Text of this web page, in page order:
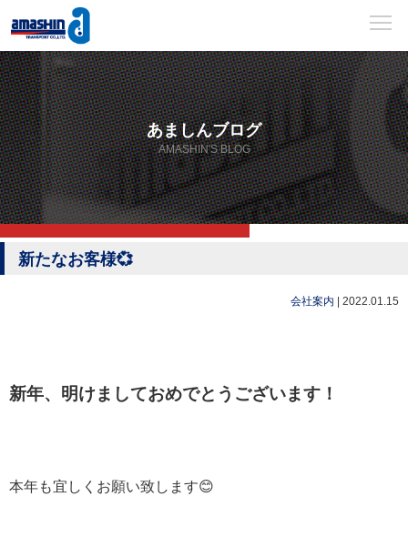
あましんブログ
AMASHIN'S BLOG
新たなお客様💞
会社案内 2022.01.15
新年、明けましておめでとうございます！
本年も宜しくお願い致します😊